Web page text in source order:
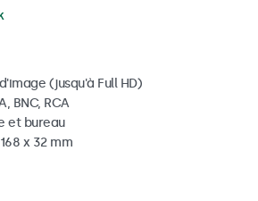
(jusqu'à Full HD)
BNC, RCA
et bureau
x 32 mm